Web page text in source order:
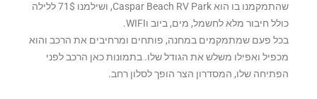
שהתמקמנו בו הוא Caspar Beach RV Park, ושילמנו 71$ ללילה
כולל חיבור מלא לחשמל, מים, ביוב וWIFI.
בכל פעם שמתמקמים במחנה, פותחים ומרחיבים את הרכב והוא
מכפיל ואפילו משלש את הגודל שלו. בתמונות כאן הרכב לפני
הפתיחה שלו, המסדרון הצר הופך לסלון רחב.